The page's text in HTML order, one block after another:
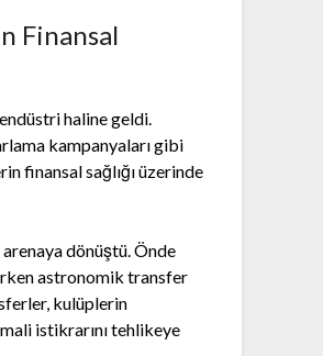
Finansal
haline geldi.
kampanyaları gibi
finansal sağlığı üzerinde
dönüştü. Önde
astronomik transfer
kulüplerin
istikrarını tehlikeye